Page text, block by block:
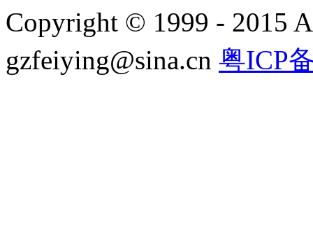
Copyright © 1999 - 2015
gzfeiying@sina.cn 粤ICP